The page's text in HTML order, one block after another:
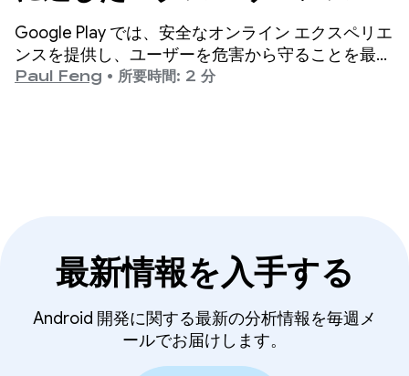
提供
Google Play では、安全なオンライン エクスペリエ
ンスを提供し、ユーザーを危害から守ることを最優
先事項としています。
Paul Feng • 所要時間: 2 分
最新情報を入手する
Android 開発に関する最新の分析情報を毎週メ
ールでお届けします。